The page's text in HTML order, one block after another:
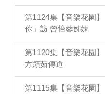
第1124集【音樂花園
你」訪 曾怡蓉姊妹
第1120集【音樂花園
方顗茹傳道
第1115集【音樂花園